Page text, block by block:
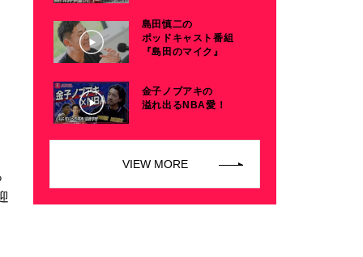
島田慎二の
ポッドキャスト番組
『島田のマイク』
金子ノブアキの
溢れ出るNBA愛！
VIEW MORE